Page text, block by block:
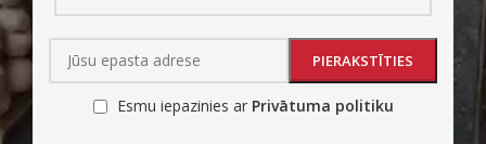
Esmu iepazinies ar Privātuma politiku